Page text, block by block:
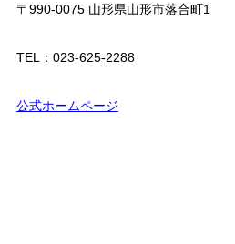
〒990-0075 山形県山形市落合町1
TEL：023-625-2288
公式ホームページ